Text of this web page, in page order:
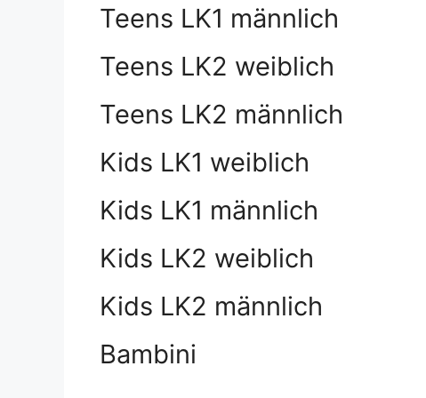
Teens LK1 männlich
Teens LK2 weiblich
Teens LK2 männlich
Kids LK1 weiblich
Kids LK1 männlich
Kids LK2 weiblich
Kids LK2 männlich
Bambini